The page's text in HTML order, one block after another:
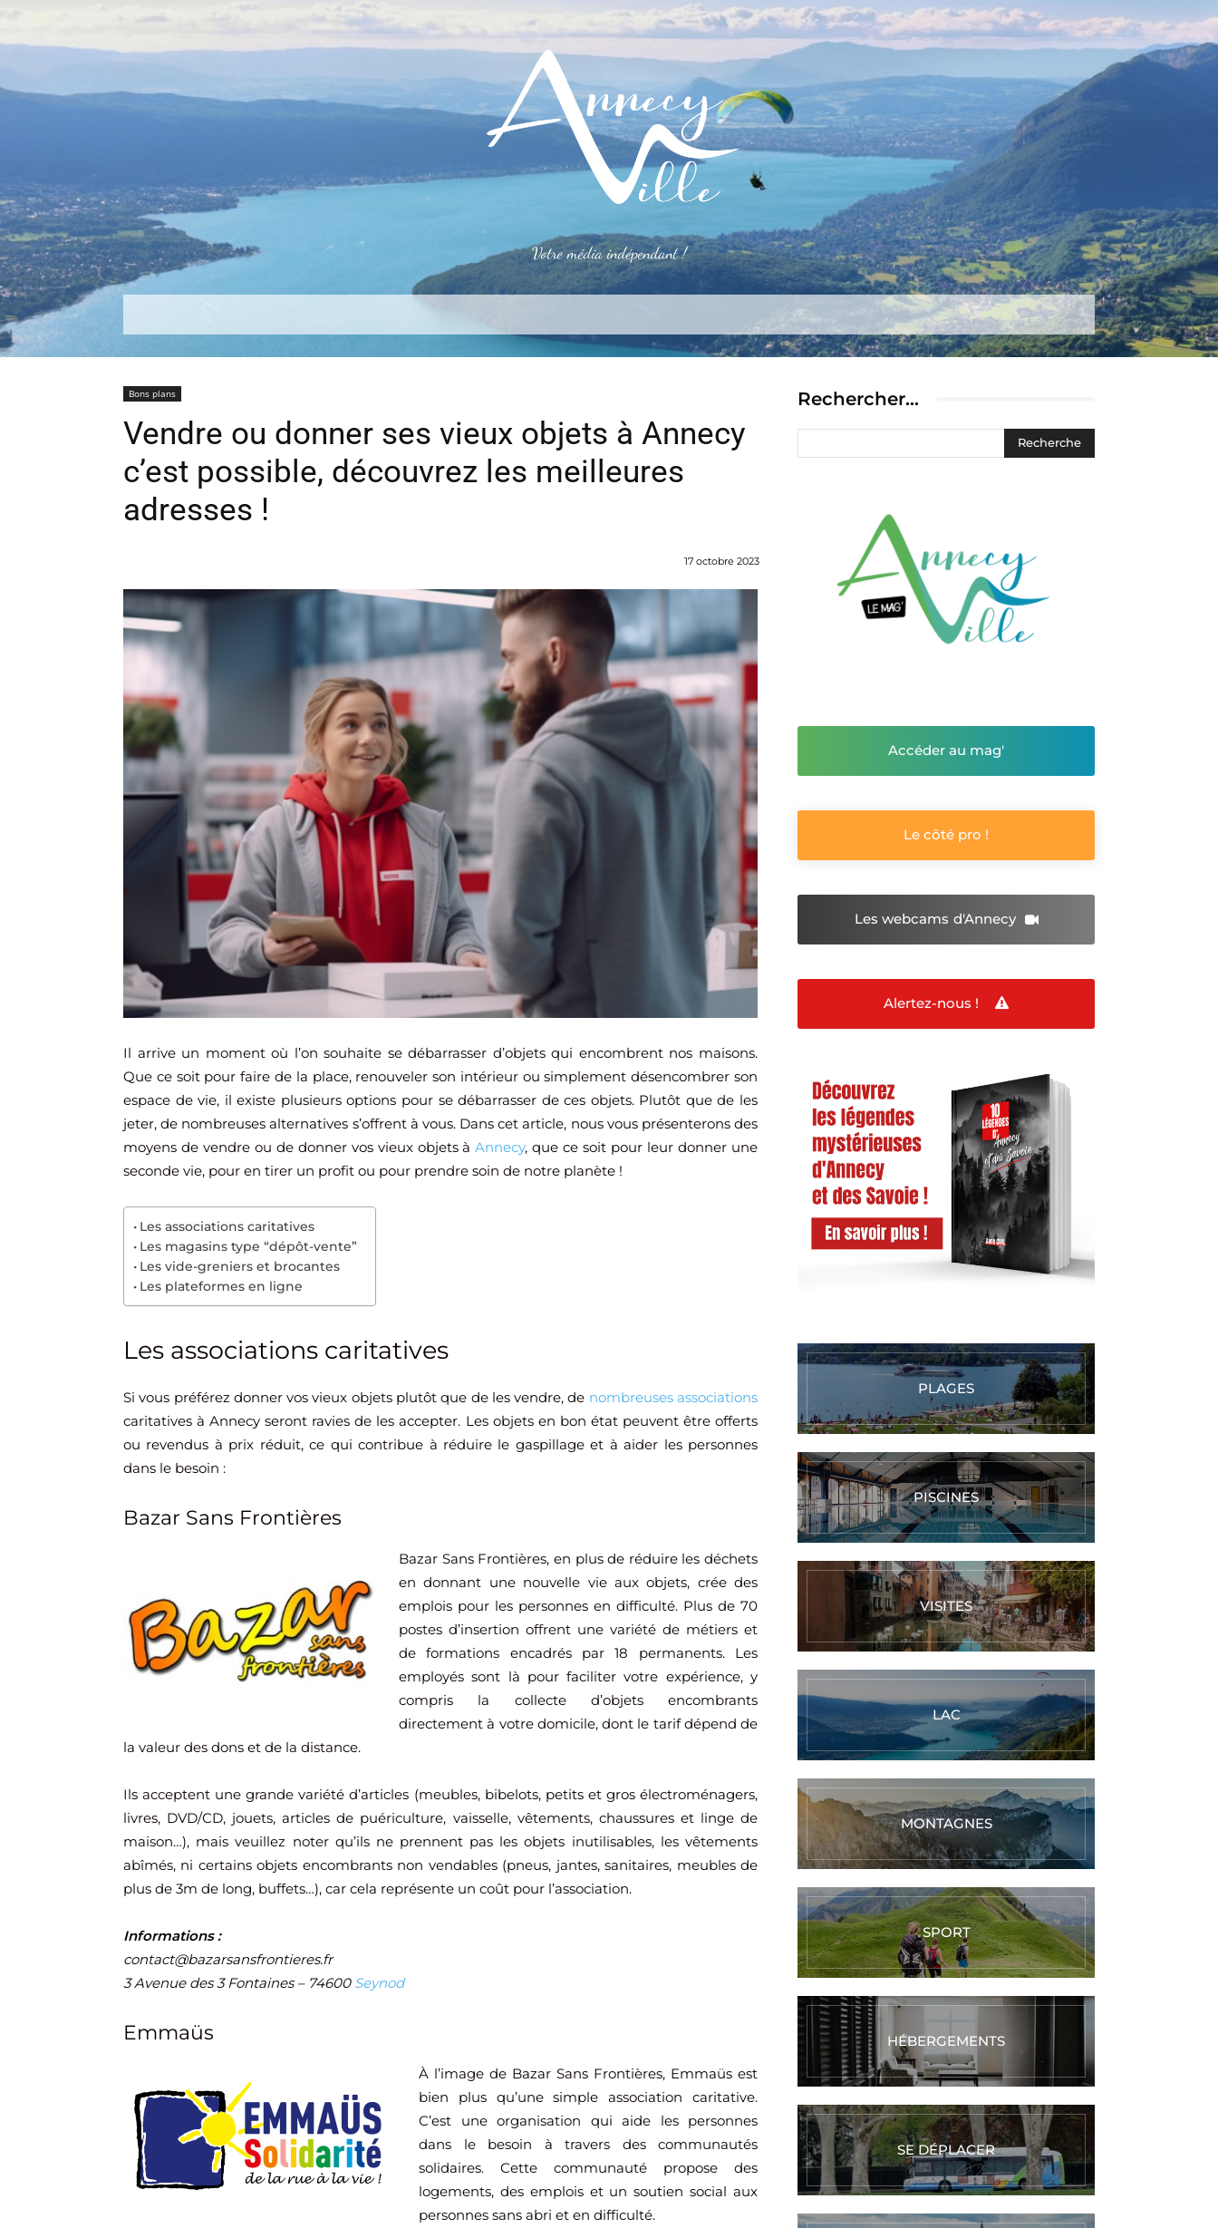
Votre média indépendant !
Alertez-nous Plus
Bons plans
Vendre ou donner ses vieux objets à Annecy
c’est possible, découvrez les meilleures
adresses !
17 octobre 2023
Il arrive un moment où l’on souhaite se débarrasser d’objets qui encombrent nos maisons.
Que ce soit pour faire de la place, renouveler son intérieur ou simplement désencombrer son
espace de vie, il existe plusieurs options pour se débarrasser de ces objets. Plutôt que de les
jeter, de nombreuses alternatives s’offrent à vous. Dans cet article, nous vous présenterons des
moyens de vendre ou de donner vos vieux objets àAnnecy, que ce soit pour leur donner une
seconde vie, pour en tirer un profit ou pour prendre soin de notre planète !
Les associations caritatives
Les magasins type “dépôt-vente”
Les vide-greniers et brocantes
Les plateformes en ligne
Les associations caritatives
Si vous préférez donner vos vieux objets plutôt que de les vendre, de nombreuses associations
caritatives à Annecy seront ravies de les accepter. Les objets en bon état peuvent être offerts
ou revendus à prix réduit, ce qui contribue à réduire le gaspillage et à aider les personnes
dans le besoin :
Bazar Sans Frontières
Bazar Sans Frontières, en plus de réduire les déchets
en donnant une nouvelle vie aux objets, crée des
emplois pour les personnes en difficulté. Plus de 70
postes d’insertion offrent une variété de métiers et
de formations encadrés par 18 permanents. Les
employés sont là pour faciliter votre expérience, y
compris la collecte d’objets encombrants
directement à votre domicile, dont le tarif dépend de
la valeur des dons et de la distance.
Ils acceptent une grande variété d’articles (meubles, bibelots, petits et gros électroménagers,
livres, DVD/CD, jouets, articles de puériculture, vaisselle, vêtements, chaussures et linge de
maison…), mais veuillez noter qu’ils ne prennent pas les objets inutilisables, les vêtements
abîmés, ni certains objets encombrants non vendables (pneus, jantes, sanitaires, meubles de
plus de 3m de long, buffets…), car cela représente un coût pour l’association.
Informations :
contact@bazarsansfrontieres.fr
3 Avenue des 3 Fontaines – 74600 Seynod
Emmaüs
À l’image de Bazar Sans Frontières, Emmaüs est
bien plus qu’une simple association caritative.
C’est une organisation qui aide les personnes
dans le besoin à travers des communautés
solidaires. Cette communauté propose des
logements, des emplois et un soutien social aux
personnes sans abri et en difficulté.
Rechercher…
Accéder au mag'
Le côté pro !
Les webcams d'Annecy
Alertez-nous !
PLAGES
PISCINES
VISITES
LAC
MONTAGNES
SPORT
HÉBERGEMENTS
SE DÉPLACER